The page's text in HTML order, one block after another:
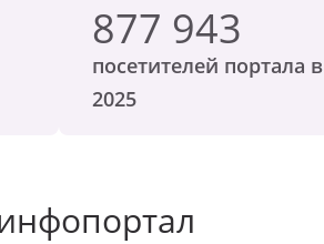
877 943
посетителей портала в
2025